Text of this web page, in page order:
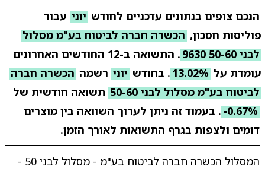
הנכם צופים בנתונים עדכניים לחודש יוני עבור
פוליסות חסכון, הכשרה חברה לביטוח בע"מ מסלול
לבני 50-60 9630
. התשואה ב-12 החודשים האחרונים
עומדת על 13.02% . בחודש יוני רשמה הכשרה חברה
לביטוח בע"מ מסלול לבני 50-60
תשואה חודשית של
-0.67% . בעמוד זה ניתן לערוך השוואה בין מוצרים
דומים ולצפות בגרף התשואות לאורך הזמן.
המסלול הכשרה חברה לביטוח בע"מ - מסלול לבני 50 -